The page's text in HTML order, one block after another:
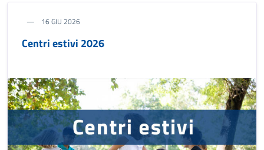
16 GIU 2026
Centri estivi 2026